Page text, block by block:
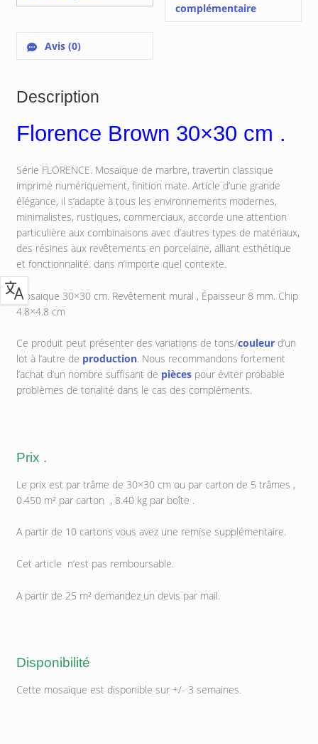
complémentaire
Avis (0)
Description
Florence Brown 30×30 cm .
Série FLORENCE. Mosaïque de marbre, travertin classique
imprimé numériquement, finition mate. Article d’une grande
élégance, il s’adapte à tous les environnements modernes,
minimalistes, rustiques, commerciaux, accorde une attention
particulière aux combinaisons avec d’autres types de matériaux,
des résines aux revêtements en porcelaine, alliant esthétique
et fonctionnalité. dans n’importe quel contexte.
Mosaïque 30×30 cm. Revêtement mural , Épaisseur 8 mm. Chip
4.8×4.8 cm
Ce produit peut présenter des variations de tons/couleurd’un
lot à l’autre de production. Nous recommandons fortement
l’achat d’un nombre suffisant de piècespour éviter probable
problèmes de tonalité dans le cas des compléments.
Prix .
Le prix est par trâme de 30×30 cm ou par carton de 5 trâmes ,
0.450 m² par carton , 8.40 kg par boîte .
A partir de 10 cartons vous avez une remise supplémentaire.
Cet article n’est pas remboursable.
A partir de 25 m² demandez un devis par mail.
Disponibilité
Cette mosaïque est disponible sur +/- 3 semaines.